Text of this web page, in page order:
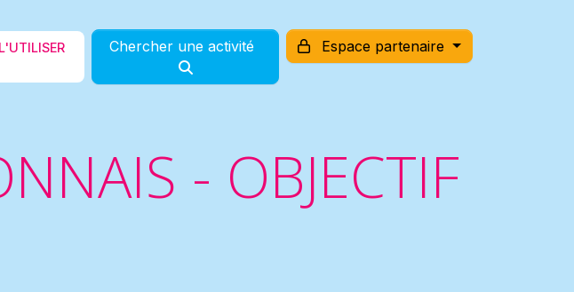
Chercher une activité Espace partenaire
- OBJECTIF